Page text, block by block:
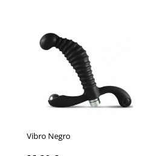
Vibro Negro